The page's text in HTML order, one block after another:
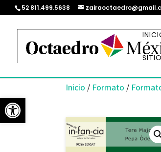
Abrir barra de herramientas
52 811.499.5638
Inicio / Formato /